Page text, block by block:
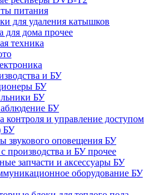
питания
для удаления катышков
для дома прочее
техника
и БУ
БУ
БУ
БУ
контроля и управление доступом
БУ
звукового оповещения БУ
производства и БУ прочее
запчасти и аксессуары БУ
оборудование БУ